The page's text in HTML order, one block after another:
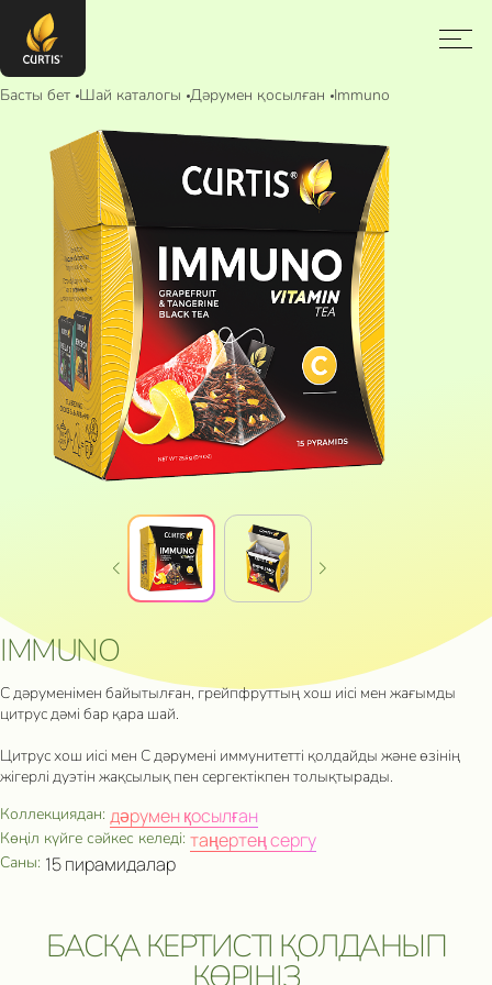
Басты бет Шай каталогы Дәрумен қосылған Immuno
IMMUNO
С дәруменімен байытылған, грейпфруттың хош иісі мен жағымды
цитрус дәмі бар қара шай.
Цитрус хош иісі мен С дәрумені иммунитетті қолдайды және өзінің
жігерлі дуэтін жақсылық пен сергектікпен толықтырады.
Коллекциядан: дәрумен қосылған
Көңіл күйге сәйкес келеді: таңертең сергу
Саны: 15 пирамидалар
БАСҚА КЕРТИСТІ ҚОЛДАНЫП